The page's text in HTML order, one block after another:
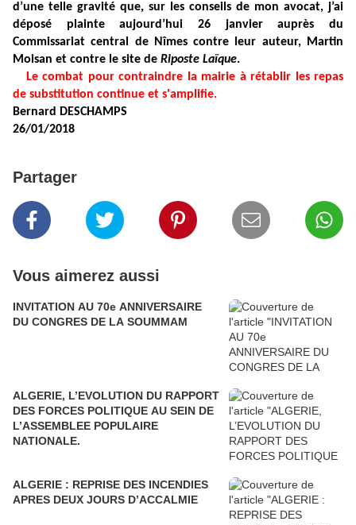
d’une telle gravité que, sur les conseils de mon avocat, j’ai
déposé plainte aujourd’hui 26 janvier auprès du
Commissariat central de Nîmes contre leur auteur, Martin
Moisan et contre le site de Riposte Laïque.
Le combat pour contraindre la mairie à rétablir les repas
de substitution continue et s'amplifie.
Bernard DESCHAMPS
26/01/2018
Partager
Vous aimerez aussi
INVITATION AU 70e ANNIVERSAIRE
DU CONGRES DE LA SOUMMAM
ALGERIE, L’EVOLUTION DU RAPPORT
DES FORCES POLITIQUE AU SEIN DE
L’ASSEMBLEE POPULAIRE
NATIONALE.
ALGERIE : REPRISE DES INCENDIES
APRES DEUX JOURS D’ACCALMIE